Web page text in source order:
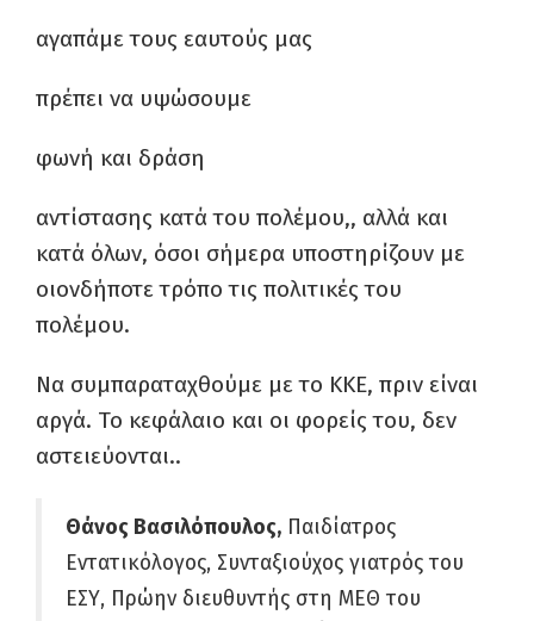
αγαπάμε τους εαυτούς μας
πρέπει να υψώσουμε
φωνή και δράση
αντίστασης κατά του πολέμου,, αλλά και
κατά όλων, όσοι σήμερα υποστηρίζουν με
οιονδήποτε τρόπο τις πολιτικές του
πολέμου.
Να συμπαραταχθούμε με το ΚΚΕ, πριν είναι
αργά. Το κεφάλαιο και οι φορείς του, δεν
αστειεύονται..
Θάνος Βασιλόπουλος, Παιδίατρος
Εντατικόλογος, Συνταξιούχος γιατρός του
ΕΣΥ, Πρώην διευθυντής στη ΜΕΘ του